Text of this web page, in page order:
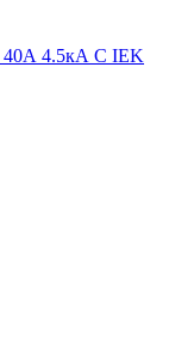
40А 4.5кА С IEK